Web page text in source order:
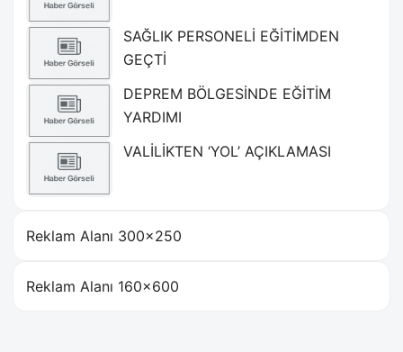
SAĞLIK PERSONELİ EĞİTİMDEN
GEÇTİ
DEPREM BÖLGESİNDE EĞİTİM
YARDIMI
VALİLİKTEN ‘YOL’ AÇIKLAMASI
Reklam Alanı 300×250
Reklam Alanı 160×600